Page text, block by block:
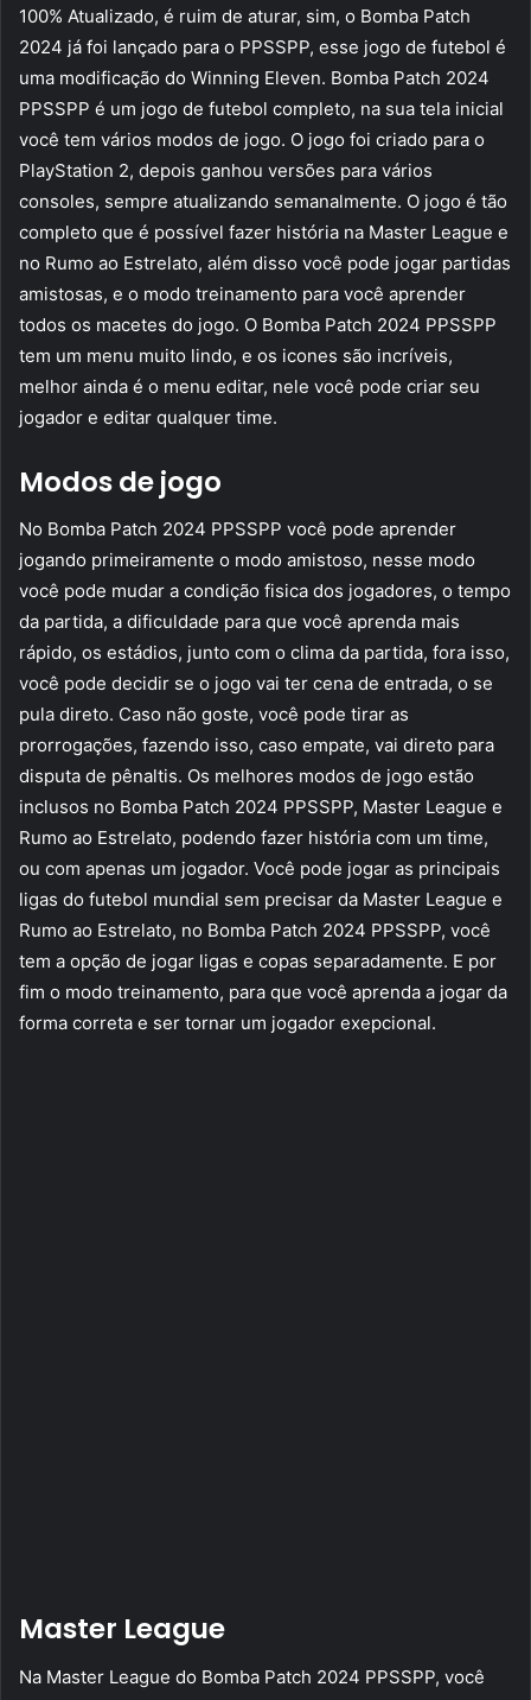
100% Atualizado, é ruim de aturar, sim, o Bomba Patch
2024 já foi lançado para o PPSSPP, esse jogo de futebol é
uma modificação do Winning Eleven. Bomba Patch 2024
PPSSPP é um jogo de futebol completo, na sua tela inicial
você tem vários modos de jogo. O jogo foi criado para o
PlayStation 2, depois ganhou versões para vários
consoles, sempre atualizando semanalmente. O jogo é tão
completo que é possível fazer história na Master League e
no Rumo ao Estrelato, além disso você pode jogar partidas
amistosas, e o modo treinamento para você aprender
todos os macetes do jogo. O Bomba Patch 2024 PPSSPP
tem um menu muito lindo, e os icones são incríveis,
melhor ainda é o menu editar, nele você pode criar seu
jogador e editar qualquer time.
Modos de jogo
No Bomba Patch 2024 PPSSPP você pode aprender
jogando primeiramente o modo amistoso, nesse modo
você pode mudar a condição fisica dos jogadores, o tempo
da partida, a dificuldade para que você aprenda mais
rápido, os estádios, junto com o clima da partida, fora isso,
você pode decidir se o jogo vai ter cena de entrada, o se
pula direto. Caso não goste, você pode tirar as
prorrogações, fazendo isso, caso empate, vai direto para
disputa de pênaltis. Os melhores modos de jogo estão
inclusos no Bomba Patch 2024 PPSSPP, Master League e
Rumo ao Estrelato, podendo fazer história com um time,
ou com apenas um jogador. Você pode jogar as principais
ligas do futebol mundial sem precisar da Master League e
Rumo ao Estrelato, no Bomba Patch 2024 PPSSPP, você
tem a opção de jogar ligas e copas separadamente. E por
fim o modo treinamento, para que você aprenda a jogar da
forma correta e ser tornar um jogador exepcional.
Master League
Na Master League do Bomba Patch 2024 PPSSPP, você